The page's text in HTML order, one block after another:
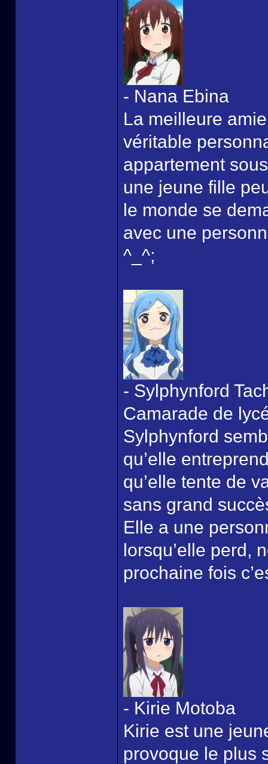
- Nana Ebina
La meilleure
véritable
appartement
une jeune fille
le monde se
avec une
^_^;
- Sylphynford
Camarade de
Sylphynford
qu’elle
qu’elle tente de
sans grand
Elle a une
lorsqu’elle perd,
prochaine fois
- Kirie Motoba
Kirie est une
provoque le plus